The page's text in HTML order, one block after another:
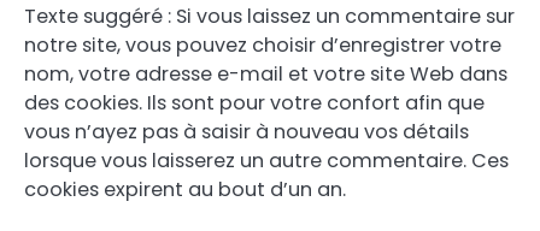
Texte suggéré : Si vous laissez un commentaire sur
notre site, vous pouvez choisir d’enregistrer votre
nom, votre adresse e-mail et votre site Web dans
des cookies. Ils sont pour votre confort afin que
vous n’ayez pas à saisir à nouveau vos détails
lorsque vous laisserez un autre commentaire. Ces
cookies expirent au bout d’un an.